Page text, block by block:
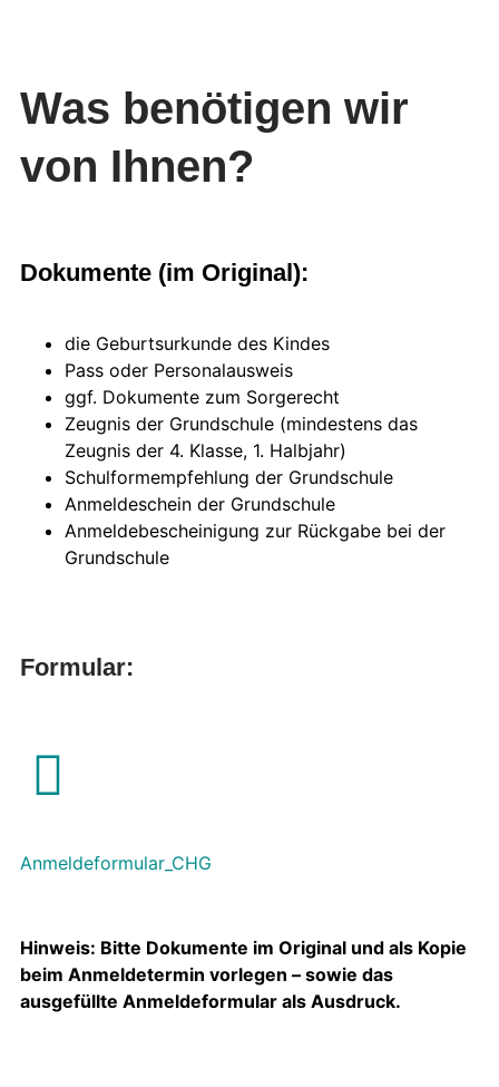
Was benötigen wir
von Ihnen?​
Dokumente (im Original):
die Geburtsurkunde des Kindes
Pass oder Personalausweis
ggf. Dokumente zum Sorgerecht
Zeugnis der Grundschule (mindestens das
Zeugnis der 4. Klasse, 1. Halbjahr)
Schulformempfehlung der Grundschule
Anmeldeschein der Grundschule
Anmeldebescheinigung zur Rückgabe bei der
Grundschule
Formular:
Anmeldeformular_CHG
Hinweis: Bitte Dokumente im Original und als Kopie
beim Anmeldetermin vorlegen – sowie das
ausgefüllte Anmeldeformular als Ausdruck.